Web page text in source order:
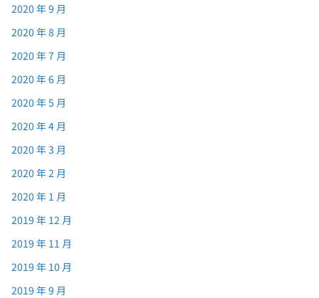
2020 年 9 月
2020 年 8 月
2020 年 7 月
2020 年 6 月
2020 年 5 月
2020 年 4 月
2020 年 3 月
2020 年 2 月
2020 年 1 月
2019 年 12 月
2019 年 11 月
2019 年 10 月
2019 年 9 月